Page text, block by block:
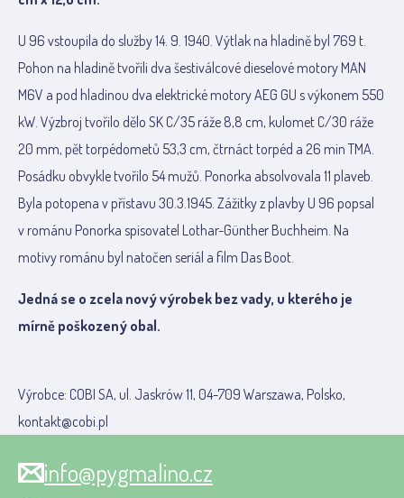
U 96 vstoupila do služby 14. 9. 1940. Výtlak na hladině byl 769 t.
Pohon na hladině tvořili dva šestiválcové dieselové motory MAN
M6V a pod hladinou dva elektrické motory AEG GU s výkonem 550
kW. Výzbroj tvořilo dělo SK C/35 ráže 8,8 cm, kulomet C/30 ráže
20 mm, pět torpédometů 53,3 cm, čtrnáct torpéd a 26 min TMA.
Posádku obvykle tvořilo 54 mužů. Ponorka absolvovala 11 plaveb.
Byla potopena v přístavu 30.3.1945. Zážitky z plavby U 96 popsal
v románu Ponorka spisovatel Lothar-Günther Buchheim. Na
motivy románu byl natočen seriál a film Das Boot.
Jedná se o zcela nový výrobek bez vady, u kterého je
mírně poškozený obal.
Výrobce: COBI SA, ul. Jaskrów 11, 04-709 Warszawa, Polsko,
kontakt@cobi.pl
info@pygmalino.cz